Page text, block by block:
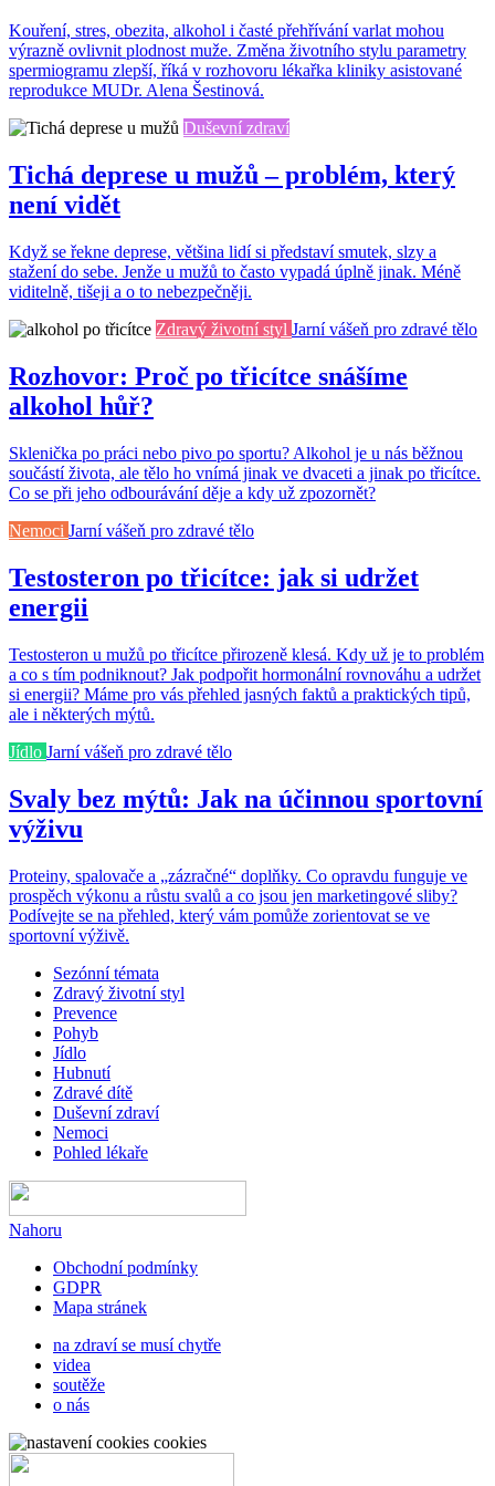
Kouření, stres, obezita, alkohol i časté přehřívání varlat mohou
výrazně ovlivnit plodnost muže. Změna životního stylu parametry
spermiogramu zlepší, říká v rozhovoru lékařka kliniky asistované
reprodukce MUDr. Alena Šestinová.
Duševní zdraví
Tichá deprese u mužů – problém, který
není vidět
Když se řekne deprese, většina lidí si představí smutek, slzy a
stažení do sebe. Jenže u mužů to často vypadá úplně jinak. Méně
viditelně, tišeji a o to nebezpečněji.
Zdravý životní styl Jarní vášeň pro zdravé tělo
Rozhovor: Proč po třicítce snášíme
alkohol hůř?
Sklenička po práci nebo pivo po sportu? Alkohol je u nás běžnou
součástí života, ale tělo ho vnímá jinak ve dvaceti a jinak po třicítce.
Co se při jeho odbourávání děje a kdy už zpozornět?
Nemoci Jarní vášeň pro zdravé tělo
Testosteron po třicítce: jak si udržet
energii
Testosteron u mužů po třicítce přirozeně klesá. Kdy už je to problém
a co s tím podniknout? Jak podpořit hormonální rovnováhu a udržet
si energii? Máme pro vás přehled jasných faktů a praktických tipů,
ale i některých mýtů.
Jídlo Jarní vášeň pro zdravé tělo
Svaly bez mýtů: Jak na účinnou sportovní
výživu
Proteiny, spalovače a „zázračné“ doplňky. Co opravdu funguje ve
prospěch výkonu a růstu svalů a co jsou jen marketingové sliby?
Podívejte se na přehled, který vám pomůže zorientovat se ve
sportovní výživě.
Sezónní témata
Zdravý životní styl
Prevence
Pohyb
Jídlo
Hubnutí
Zdravé dítě
Duševní zdraví
Nemoci
Pohled lékaře
Nahoru
Obchodní podmínky
GDPR
Mapa stránek
na zdraví se musí chytře
videa
soutěže
o nás
cookies